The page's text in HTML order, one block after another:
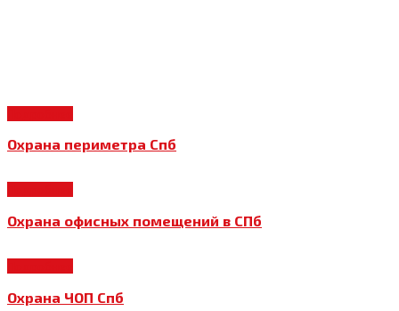
Охрана периметра Спб
Охрана офисных помещений в СПб
Охрана ЧОП Спб